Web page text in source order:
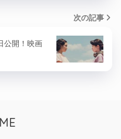
次の記事
公開！映画